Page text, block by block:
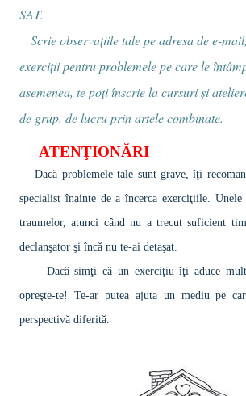
SAT.
Scrie observaţiile tale pe adresa de e-
exerciţii pentru problemele pe care le
asemenea, te poţi înscrie la cursuri şi
de grup, de lucru prin artele combinate.
ATENŢIONĂRI
Dacă problemele tale sunt grave, îţi
specialist înainte de a încerca exerciţiile.
traumelor, atunci când nu a trecut suficient
declanşator şi încă nu te-ai detaşat.
Dacă simţi că un exerciţiu îţi aduce multă
opreşte-te! Te-ar putea ajuta un mediu pe
perspectivă diferită.